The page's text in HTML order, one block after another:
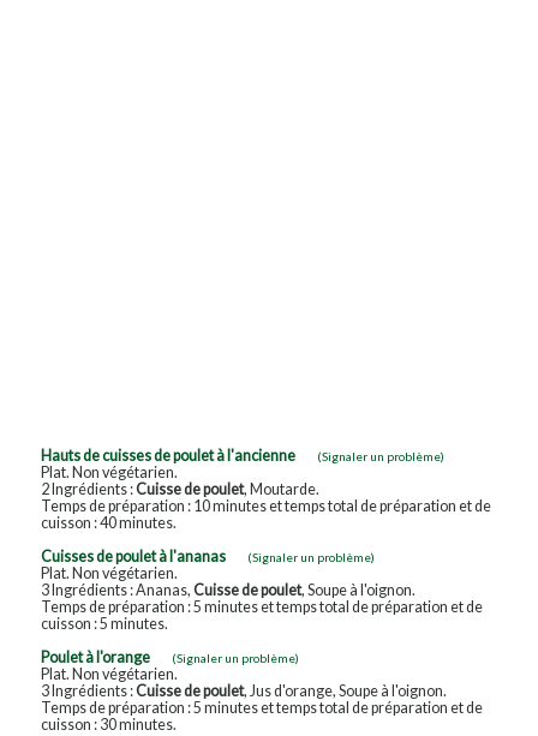
Hauts de cuisses de poulet à l'ancienne (Signaler un problème)
Plat. Non végétarien.
2 Ingrédients :Cuisse de poulet, Moutarde.
Temps de préparation : 10 minutes et temps total de préparation et de
cuisson : 40 minutes.
Cuisses de poulet à l'ananas
(Signaler un problème)
Plat. Non végétarien.
3 Ingrédients : Ananas, Cuisse de poulet, Soupe à l'oignon.
Temps de préparation : 5 minutes et temps total de préparation et de
cuisson : 5 minutes.
Poulet à l'orange
(Signaler un problème)
Plat. Non végétarien.
3 Ingrédients :Cuisse de poulet, Jus d'orange, Soupe à l'oignon.
Temps de préparation : 5 minutes et temps total de préparation et de
cuisson : 30 minutes.